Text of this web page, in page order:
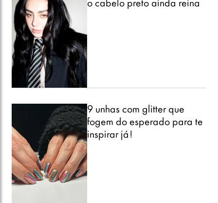
o cabelo preto ainda reina
9 unhas com glitter que
fogem do esperado para te
inspirar já!